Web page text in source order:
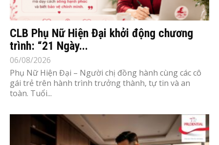
CLB Phụ Nữ Hiện Đại khởi động chương
trình: “21 Ngày...
06/08/2026
Phụ Nữ Hiện Đại – Người chị đồng hành cùng các cô
gái trẻ trên hành trình trưởng thành, tự tin và an
toàn. Tuổi...